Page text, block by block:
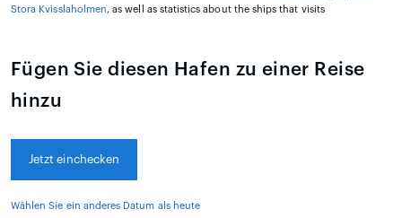
Stora Kvisslaholmen, as well as statistics about the ships that visits
Fügen Sie diesen Hafen zu einer Reise
hinzu
Jetzt einchecken
Wählen Sie ein anderes Datum als heute